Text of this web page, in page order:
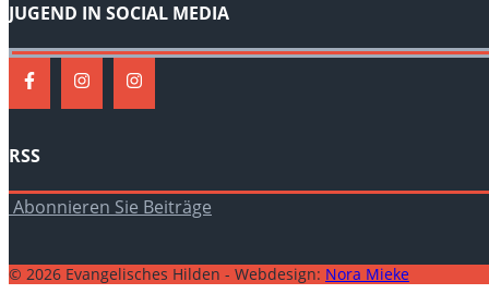
JUGEND IN SOCIAL MEDIA
RSS
Abonnieren Sie Beiträge
© 2026 Evangelisches Hilden - Webdesign: Nora Mieke